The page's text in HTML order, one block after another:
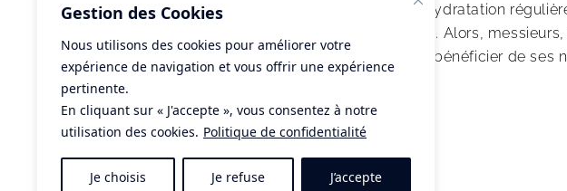
Gestion des Cookies
Nous utilisons des cookies pour améliorer votre
expérience de navigation et vous offrir une expérience
pertinente.
En cliquant sur « J'accepte », vous consentez à notre
utilisation des cookies. Politique de confidentialité
Je choisis Je refuse J’accepte
santé et l’apparence de leur peau. L’hydratation
peau, tout en offrant un confort accru. Alors,
votre type de peau et commencez à bénéficier de ses
#ACTUS
Précédent